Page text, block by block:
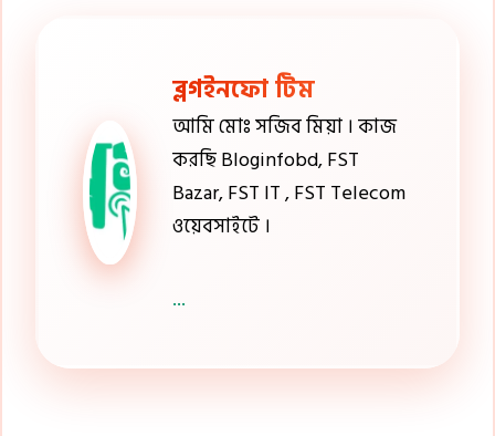
ব্লগইনফো টিম
আমি মোঃ সজিব মিয়া । কাজ
করছি Bloginfobd, FST
Bazar, FST IT , FST Telecom
ওয়েবসাইটে ।
...